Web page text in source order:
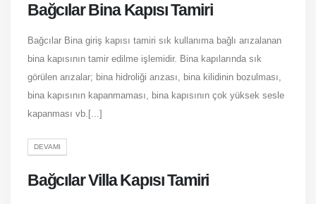
Bağcılar Bina Kapısı Tamiri
Bağcılar Bina giriş kapısı tamiri sık kullanıma bağlı arızalanan
bina kapısının tamir edilme işlemidir. Bina kapılarında sık
görülen arızalar; bina hidroliği arızası, bina kilidinin bozulması,
bina kapısının kapanmaması, bina kapısının çok yüksek sesle
kapanması vb.[...]
DEVAMI
Bağcılar Villa Kapısı Tamiri